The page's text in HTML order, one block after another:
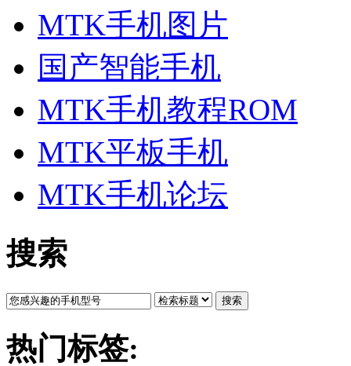
MTK手机图片
国产智能手机
MTK手机教程ROM
MTK平板手机
MTK手机论坛
搜索
搜索
热门标签: